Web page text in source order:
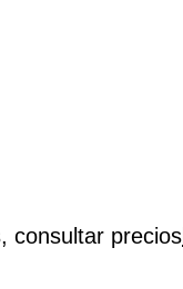
consultar precios